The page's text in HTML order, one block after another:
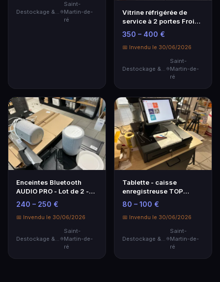
Destockage & Invendus
Saint-
Martin-de-
ré
Vitrine réfrigérée de
service à 2 portes Froid
positif
350 – 400 €
📅 Invendu le 30/06/2026
Saint-
Martin-de-
ré
Enceintes Bluetooth
AUDIO PRO - Lot de 2 -
Son de qualité
supérieure
240 – 250 €
📅 Invendu le 30/06/2026
Destockage & Invendus
Saint-
Martin-de-
ré
Tablette - caisse
enregistreuse TOP
ORDER avec tiroir
caisse…
80 – 100 €
📅 Invendu le 30/06/2026
Destockage & Invendus
Saint-
Martin-de-
ré